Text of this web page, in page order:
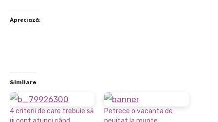
Apreciază:
Similare
4 criterii de care trebuie să
Petrece o vacanta de